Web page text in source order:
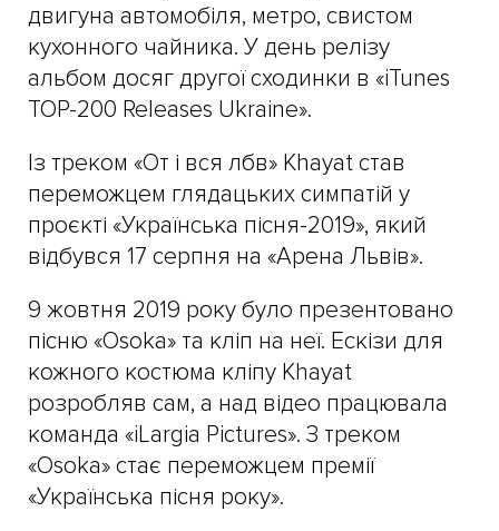
двигуна автомобіля, метро, свистом
кухонного чайника. У день релізу
альбом досяг другої сходинки в «iTunes
TOP-200 Releases Ukraine».
Із треком «От і вся лбв» Khayat став
переможцем глядацьких симпатій у
проєкті «Українська пісня-2019», який
відбувся 17 серпня на «Арена Львів».
9 жовтня 2019 року було презентовано
пісню «Osoka» та кліп на неї. Ескізи для
кожного костюма кліпу Khayat
розробляв сам, а над відео працювала
команда «iLargia Pictures». З треком
«Osoka» стає переможцем премії
«Українська пісня року».